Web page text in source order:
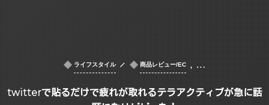
ライフスタイル 商品レビュー/EC , …
twitterで貼るだけで疲れが取れるテラアクティブが急に話